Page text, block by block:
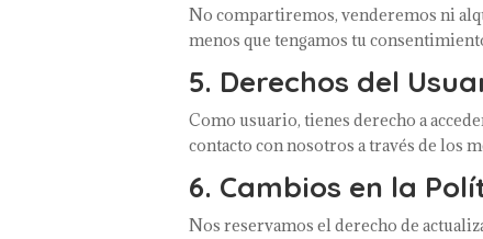
No compartiremos, venderemos ni
menos que tengamos tu
5. Derechos del
Como usuario, tienes derecho a
contacto con nosotros a través de los
6. Cambios en la
Nos reservamos el derecho de